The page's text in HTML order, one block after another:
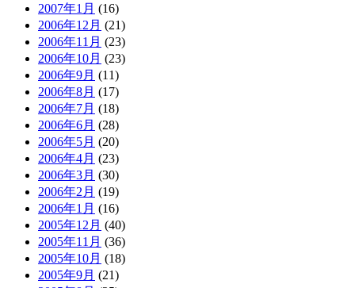
2007年1月 (16)
2006年12月 (21)
2006年11月 (23)
2006年10月 (23)
2006年9月 (11)
2006年8月 (17)
2006年7月 (18)
2006年6月 (28)
2006年5月 (20)
2006年4月 (23)
2006年3月 (30)
2006年2月 (19)
2006年1月 (16)
2005年12月 (40)
2005年11月 (36)
2005年10月 (18)
2005年9月 (21)